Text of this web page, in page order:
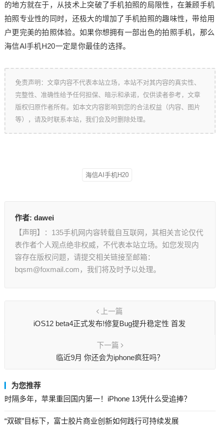
的地方就在于，从技术上突破了手机拍照的局限性，在兼顾手机
拍照专业性的同时，还极大的增加了手机拍照的趣味性，带给用
户更完美的拍照体验。如果你想拥有一部出色的拍照手机，那么
海信AI手机H20一定是你最佳的选择。
免责声明：文章内容不代表本站立场，本站不对其内容的真实性、
完整性、准确性给予任何担保、暗示和承诺，仅供读者参考，文章
版权归原作者所有。如本文内容影响到您的合法权益（内容、图片
等），请及时联系本站，我们会及时删除处理。
海信AI手机H20
作者: dawei
【声明】：135手机网内容转载自互联网，其相关言论仅代
表作者个人观点绝非权威，不代表本站立场。如您发现内
容存在版权问题，请提交相关链接至邮箱：
bqsm@foxmail.com，我们将及时予以处理。
上一篇
iOS12 beta4正式发布!修复Bug提升稳定性 首发
下一篇
临近9月 你还会为iphone疯狂吗？
为您推荐
时隔多年，苹果重回国内第一！iPhone 13凭什么受追捧？
“双碳”目标下，富士胶片商业创新如何践行可持续发展